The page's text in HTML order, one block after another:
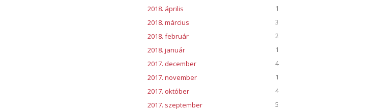
2018. április
1
2018. március
3
2018. február
2
2018. január
1
2017. december
4
2017. november
1
2017. október
4
2017. szeptember
5